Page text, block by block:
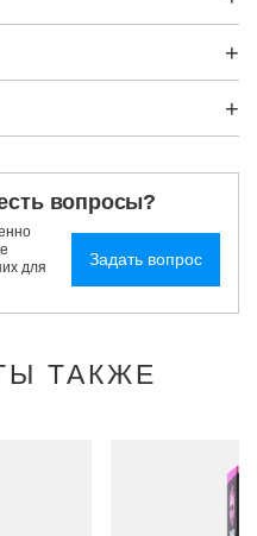
вопросы?
для
Задать вопрос
ТАКЖЕ